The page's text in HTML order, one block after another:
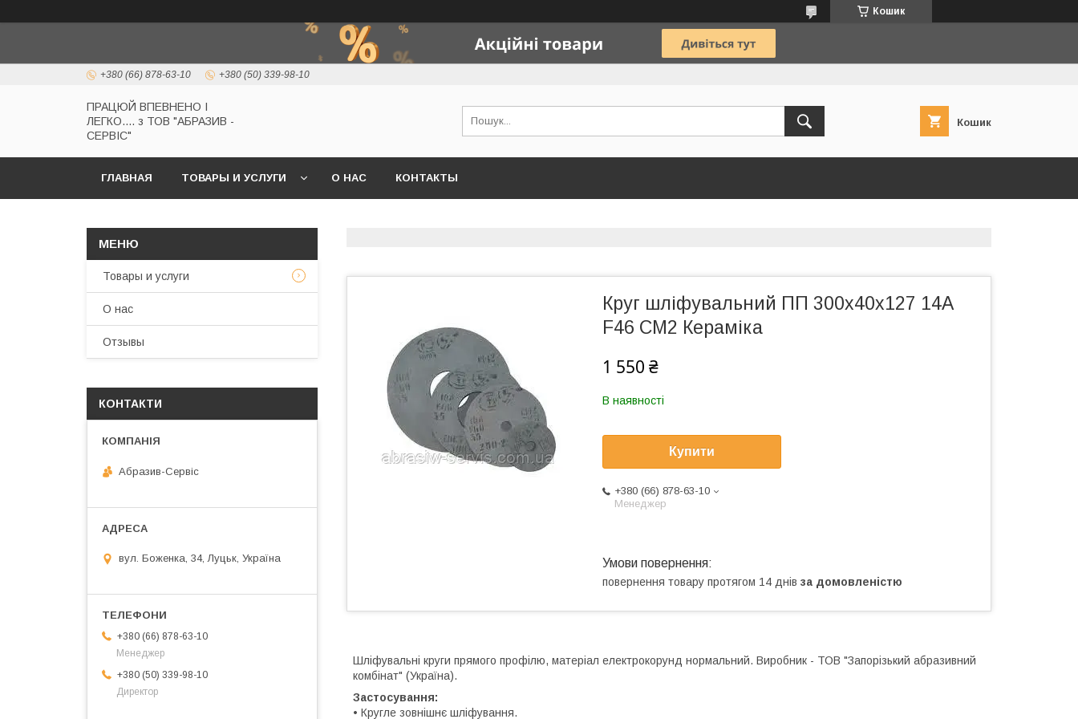
Кошик
+380 (66) 878-63-10 +380 (50) 339-98-10
ПРАЦЮЙ ВПЕВНЕНО І
ЛЕГКО.... з ТОВ "АБРАЗИВ -
СЕРВІС"
Кошик
ГЛАВНАЯ ТОВАРЫ И УСЛУГИ О НАС КОНТАКТЫ
Круг шліфувальний ПП 300х40х127 14А
F46 СМ2 Кераміка
1 550 ₴
В наявності
Купити
+380 (66) 878-63-10
Менеджер
повернення товару протягом 14 днів за домовленістю
Шліфувальні круги прямого профілю, матеріал електрокорунд нормальний. Виробник - ТОВ "Запорізький абразивний
комбінат" (Україна).
Застосування:
• Кругле зовнішнє шліфування.
Товары и услуги
О нас
Отзывы
КОНТАКТИ
Абразив-Сервіс
вул. Боженка, 34, Луцьк, Україна
+380 (66) 878-63-10
Менеджер
+380 (50) 339-98-10
Директор